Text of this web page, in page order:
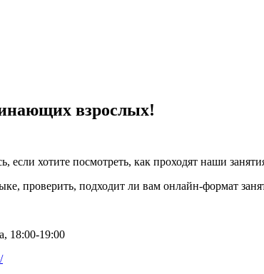
взрослых!
если хотите посмотреть, как проходят наши
проверить, подходит ли вам онлайн-формат
18:00-19:00